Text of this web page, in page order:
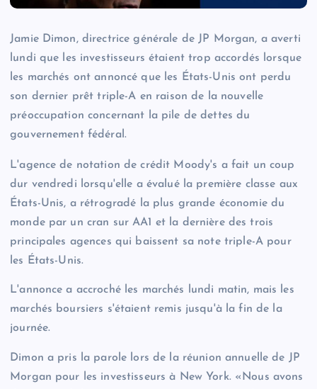
Jamie Dimon, directrice générale de JP Morgan, a averti
lundi que les investisseurs étaient trop accordés lorsque
les marchés ont annoncé que les États-Unis ont perdu
son dernier prêt triple-A en raison de la nouvelle
préoccupation concernant la pile de dettes du
gouvernement fédéral.
L'agence de notation de crédit Moody's a fait un coup
dur vendredi lorsqu'elle a évalué la première classe aux
États-Unis, a rétrogradé la plus grande économie du
monde par un cran sur AA1 et la dernière des trois
principales agences qui baissent sa note triple-A pour
les États-Unis.
L'annonce a accroché les marchés lundi matin, mais les
marchés boursiers s'étaient remis jusqu'à la fin de la
journée.
Dimon a pris la parole lors de la réunion annuelle de JP
Morgan pour les investisseurs à New York. «Nous avons